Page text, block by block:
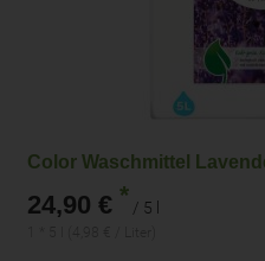
Color Waschmittel
24,90 € * / 5 l